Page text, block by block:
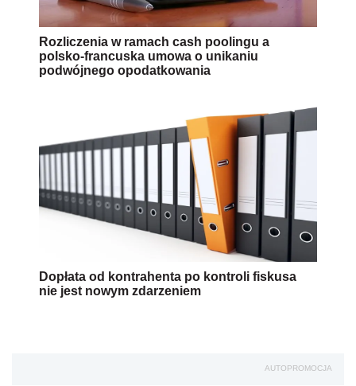
Rozliczenia w ramach cash poolingu a
polsko-francuska umowa o unikaniu
podwójnego opodatkowania
Dopłata od kontrahenta po kontroli fiskusa
nie jest nowym zdarzeniem
AUTOPROMOCJA